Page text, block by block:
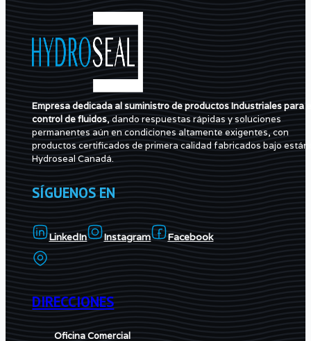
Empresa dedicada al suministro de productos Industriales para
control de fluidos, dando respuestas rápidas y soluciones
permanentes aún en condiciones altamente exigentes, con
productos certificados de primera calidad fabricados bajo
Hydroseal Canadá.
SÍGUENOS EN
LinkedIn Instagram Facebook
DIRECCIONES
Oficina Comercial